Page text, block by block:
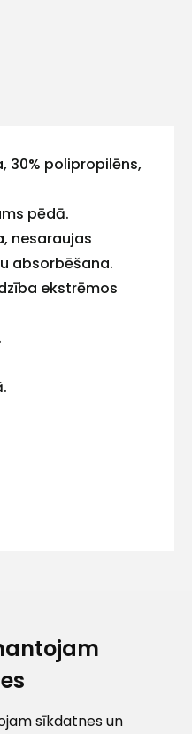
sīkdatnes un
30% polipropilēns,
pēdā.
nesaraujas
absorbēšana.
ekstrēmos
LV - 3801
lietošanas noteikumiem